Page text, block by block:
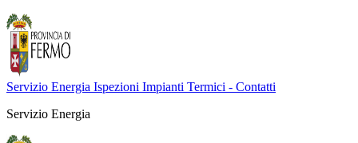
Servizio Energia Ispezioni Impianti Termici - Contatti
Servizio Energia